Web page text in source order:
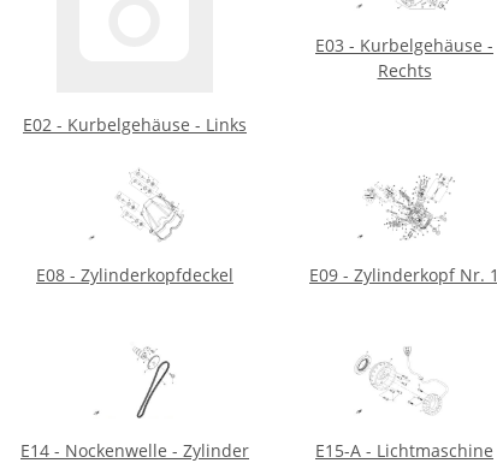
E02 - Kurbelgehäuse - Links
E03 - Kurbelgehäuse -
Rechts
E08 - Zylinderkopfdeckel E09 - Zylinderkopf Nr. 1
E14 - Nockenwelle - Zylinder
E15-A - Lichtmaschine